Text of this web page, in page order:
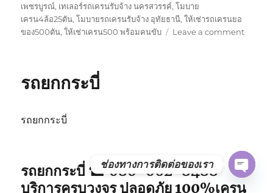
เพชรบูรณ์, เทเลอร์รถเครนรับจ้าง นครสวรรค์,โมบาย
เครน4ล้อ25ตัน,โมบายรถเครนรับจ้าง อุทัยธานี,ให้เช่ารถเครนยอ
ของ500ตัน,ให้เช่าเครน500 พร้อมคนขับ Leave a commenton
รถยกกระบี่
รถยกกระบี่
รถยกกระบี่ ☎ 080-062-8488
บริการครบวงจร ปลอดภัย 100%เครน
ช่องทางการติดต่อของเรา
OPEN